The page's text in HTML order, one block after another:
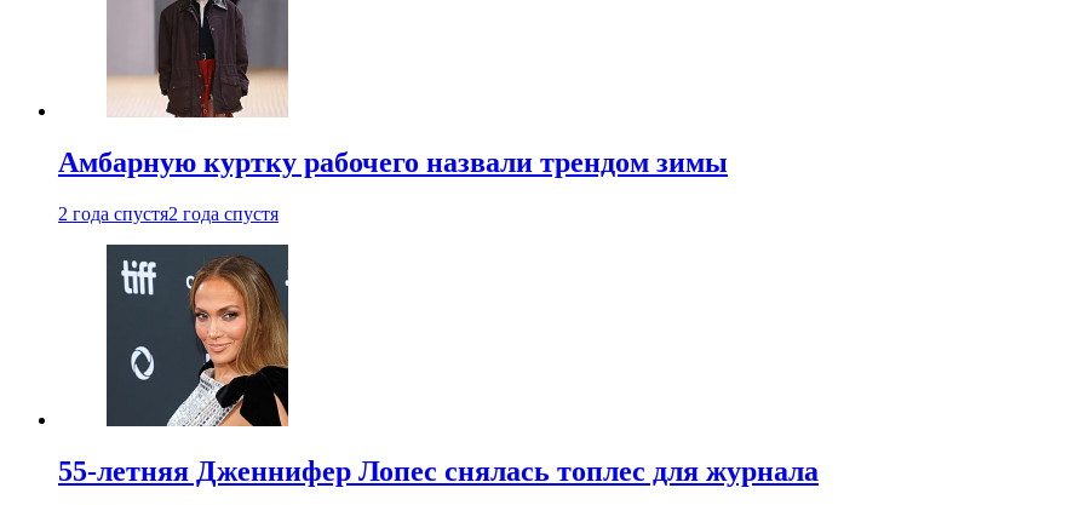
Амбарную куртку рабочего назвали трендом зимы
2 года спустя2 года спустя
55-летняя Дженнифер Лопес снялась топлес для журнала